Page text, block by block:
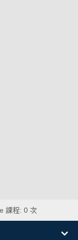
課程: 0 次